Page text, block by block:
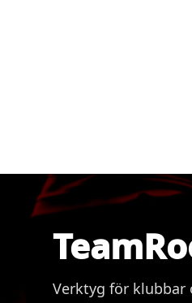
Verktyg för klubbar